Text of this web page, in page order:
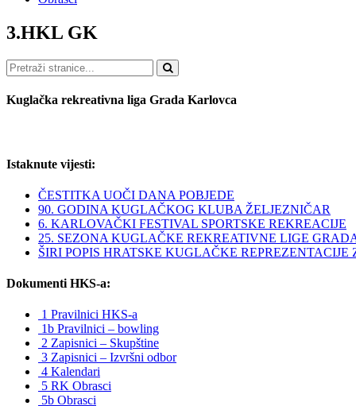
3.HKL GK
Pretraži
Kuglačka rekreativna liga Grada Karlovca
Istaknute vijesti:
ČESTITKA UOČI DANA POBJEDE
90. GODINA KUGLAČKOG KLUBA ŽELJEZNIČAR
6. KARLOVAČKI FESTIVAL SPORTSKE REKREACIJE
25. SEZONA KUGLAČKE REKREATIVNE LIGE
ŠIRI POPIS HRATSKE KUGLAČKE REPREZENTACIJE
Dokumenti HKS-a:
1 Pravilnici HKS-a
1b Pravilnici – bowling
2 Zapisnici – Skupštine
3 Zapisnici – Izvršni odbor
4 Kalendari
5 RK Obrasci
5b Obrasci